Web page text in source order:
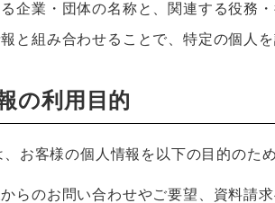
企業・団体の名称と、関連する役務
と組み合わせることで、特定の個人
の利用目的
、お客様の個人情報を以下の目的のた
らのお問い合わせやご要望、資料請